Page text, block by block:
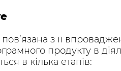
з її
продукту в
в кілька етапів: